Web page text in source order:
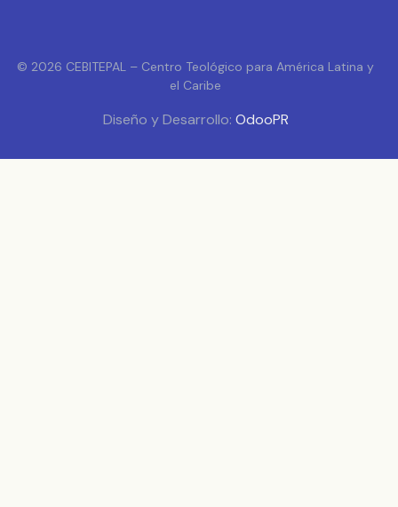
© 2026 CEBITEPAL – Centro Teológico para América Latina y
el Caribe
Diseño y Desarrollo: OdooPR